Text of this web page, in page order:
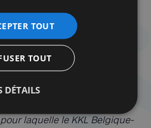
n’intervienne qu’à
en Israël ». C’est la raison
à l’orientation consensuelle
du KKL : « En tant que
pas prendre parti. Ma
des projets s’inscrivant
en préservant son esprit
laquelle le KKL Belgique-
TOUT
TOUT
DÉTAILS